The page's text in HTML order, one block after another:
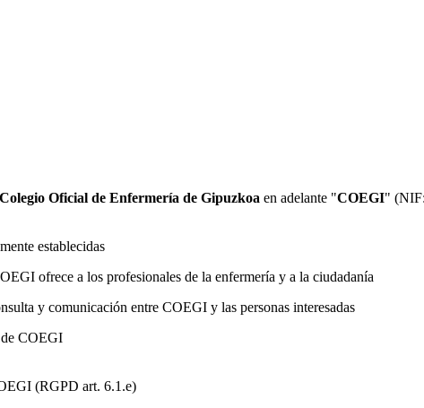
Oficial de Enfermería de Gipuzkoa en adelante "COEGI"
establecidas
ofrece a los profesionales de la enfermería y a la ciudadanía
y comunicación entre COEGI y las personas interesadas
COEGI
(RGPD art. 6.1.e)